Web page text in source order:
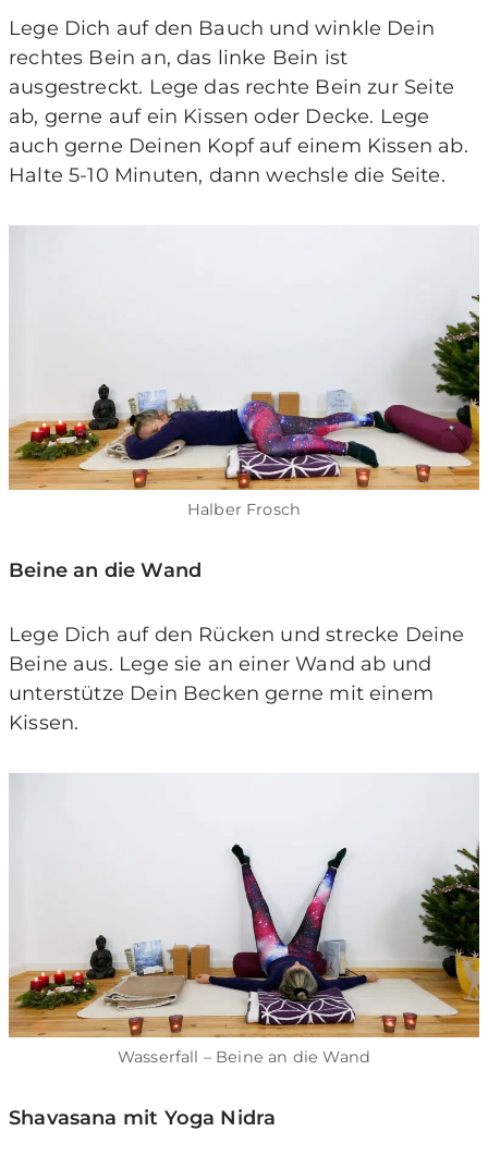
Lege Dich auf den Bauch und winkle Dein
rechtes Bein an, das linke Bein ist
ausgestreckt. Lege das rechte Bein zur Seite
ab, gerne auf ein Kissen oder Decke. Lege
auch gerne Deinen Kopf auf einem Kissen ab.
Halte 5-10 Minuten, dann wechsle die Seite.
Halber Frosch
Beine an die Wand
Lege Dich auf den Rücken und strecke Deine
Beine aus. Lege sie an einer Wand ab und
unterstütze Dein Becken gerne mit einem
Kissen.
Wasserfall – Beine an die Wand
Shavasana mit Yoga Nidra